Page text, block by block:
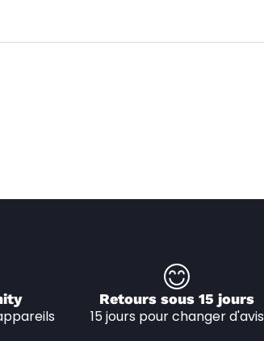
Retours sous 15 jours
15 jours pour changer d'avis